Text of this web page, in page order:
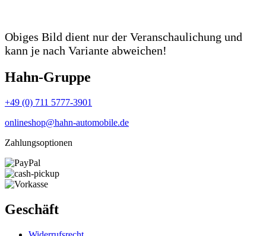
Obiges Bild dient nur der Veranschaulichung und
kann je nach Variante abweichen!
Hahn-Gruppe
+49 (0) 711 5777-3901
onlineshop@hahn-automobile.de
Zahlungsoptionen
Geschäft